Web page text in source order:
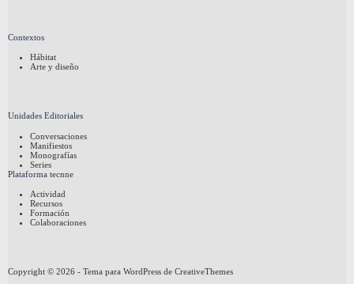
Contextos
Hábitat
Arte y diseño
Unidades Editoriales
Conversaciones
Manifiestos
Monografías
Series
Plataforma tecnne
Actividad
Recursos
Formación
Colaboraciones
Copyright © 2026 - Tema para WordPress de CreativeThemes